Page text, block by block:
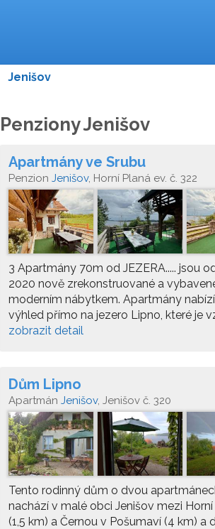
Jenišov
Penziony Jenišov
Apartmány ve Srubu
Penzion Jenišov, Horní Planá ev. č. 322
3 Apartmány 70m od JEZERA..... jsou
2020 nově zrekonstruované a
moderním nábytkem. Apartmány
výhled přímo na jezero Lipno, které je
zobrazit detail
Dům Lipno
Apartmán Jenišov, Jenišov č. 320
Tento rodinný dům o dvou
nachází v malé obci Jenišov mezi
(1,5 km) a Černou v Pošumaví (4 km) a